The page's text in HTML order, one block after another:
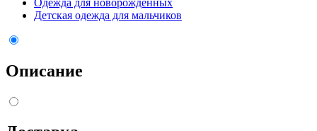
Детская одежда для мальчиков
Описание